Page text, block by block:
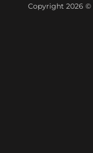
Copyright 2026 ©